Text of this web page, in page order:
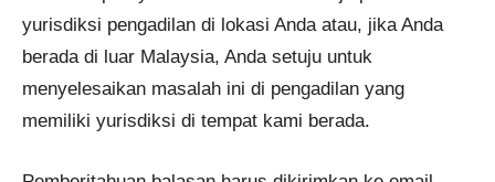
yurisdiksi pengadilan di lokasi Anda atau, jika Anda
berada di luar Malaysia, Anda setuju untuk
menyelesaikan masalah ini di pengadilan yang
memiliki yurisdiksi di tempat kami berada.